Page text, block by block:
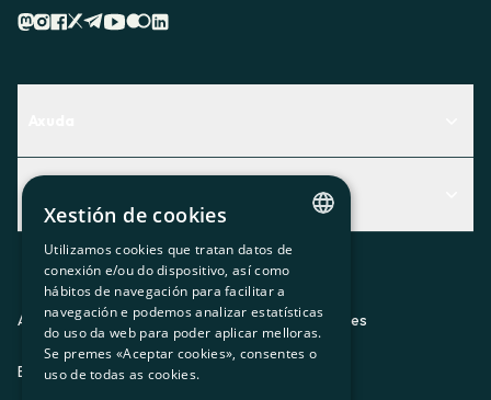
Descubre qué servicio te encaja mejor
Contacto
Actualidad
O recuncho da socia
Prensa
Trabaja con nosotros
Aviso legalPolítica de privacidadPolítica de cookies
ES CAGLEU
CATALAN
SPANISH
GL
Xestión de cookies
Utilizamos cookies que tratan datos de
conexión e/ou do dispositivo, así como
hábitos de navegación para facilitar a
navegación e podemos analizar estatísticas
do uso da web para poder aplicar melloras.
Se premes «Aceptar cookies», consentes o
uso de todas as cookies.